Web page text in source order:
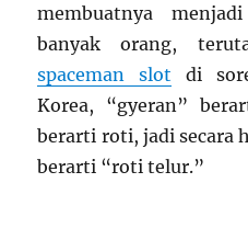
membuatnya
banyak orang,
spaceman slot di
Korea, “gyeran”
berarti roti, jadi secara
berarti “roti telur.”